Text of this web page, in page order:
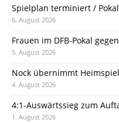
Spielplan terminiert /
6. August 2026
Frauen im DFB-Pokal
5. August 2026
Nock übernimmt
4. August 2026
4:1-Auswärtssieg zum
1. August 2026